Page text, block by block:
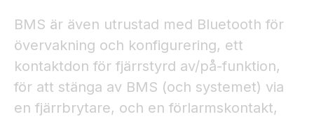
BMS är även utrustad med Bluetooth för
övervakning och konfigurering, ett
kontaktdon för fjärrstyrd av/på-funktion,
för att stänga av BMS (och systemet) via
en fjärrbrytare, och en förlarmskontakt,